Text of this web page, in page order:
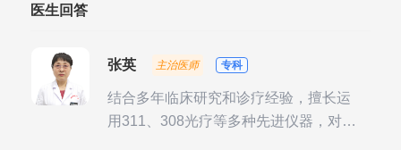
医生回答
张英 主治医师 专科
结合多年临床研究和诊疗经验，擅长运
用311、308光疗等多种先进仪器，对不